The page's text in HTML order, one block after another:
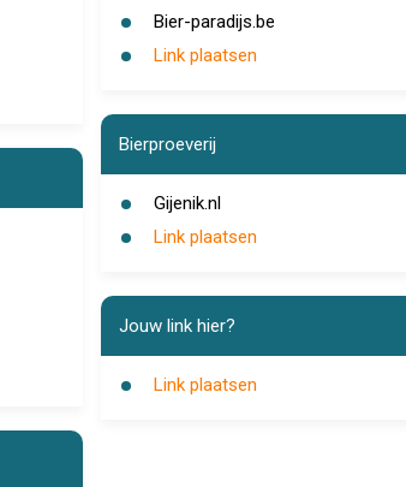
Bier-paradijs.be
Link plaatsen
Bierproeverij
Gijenik.nl
Link plaatsen
Jouw link hier?
Link plaatsen